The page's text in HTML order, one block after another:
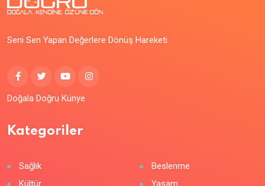
Seni Sen Yapan Değerlere Dönüş Hareketi
Doğala Doğru Künye
Kategoriler
Sağlık
Beslenme
Kültür
Yaşam